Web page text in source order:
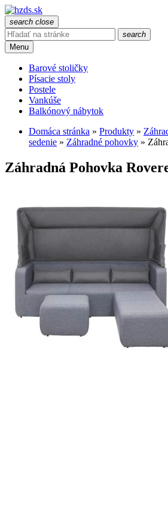
search close
search
Menu
Barové stoličky
Písacie stoly
Postele
Vankúše
Balkónový nábytok
Domáca stránka » Produkty »
sedenie » Záhradné pohovky »
Záhradná Pohovka